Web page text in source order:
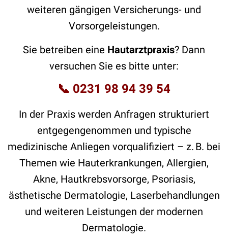
weiteren gängigen Versicherungs- und
Vorsorgeleistungen.
Sie betreiben eine Hautarztpraxis? Dann
versuchen Sie es bitte unter:
📞 0231 98 94 39 54
In der Praxis werden Anfragen strukturiert
entgegengenommen und typische
medizinische Anliegen vorqualifiziert – z. B. bei
Themen wie Hauterkrankungen, Allergien,
Akne, Hautkrebsvorsorge, Psoriasis,
ästhetische Dermatologie, Laserbehandlungen
und weiteren Leistungen der modernen
Dermatologie.